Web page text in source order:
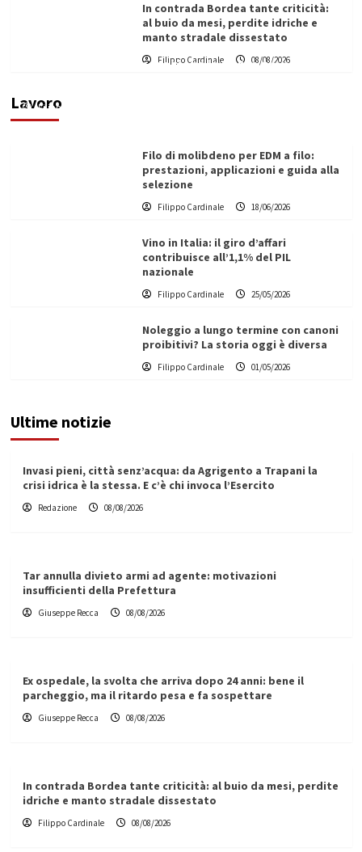
In contrada Bordea tante criticità:
al buio da mesi, perdite idriche e
manto stradale dissestato
Filippo Cardinale 08/08/2026
Lavoro
L’ingegnere saccense Buscarnera partner chiave
di un progetto transnazionale per la transizione
Filippo Cardinale
Filo di molibdeno per EDM a filo:
prestazioni, applicazioni e guida alla
selezione
Filippo Cardinale 18/06/2026
Vino in Italia: il giro d’affari
contribuisce all’1,1% del PIL
nazionale
Filippo Cardinale 25/05/2026
Noleggio a lungo termine con canoni
proibitivi? La storia oggi è diversa
Filippo Cardinale 01/05/2026
Ultime notizie
Invasi pieni, città senz’acqua: da Agrigento a Trapani la
crisi idrica è la stessa. E c’è chi invoca l’Esercito
Redazione 08/08/2026
Tar annulla divieto armi ad agente: motivazioni
insufficienti della Prefettura
Giuseppe Recca 08/08/2026
Ex ospedale, la svolta che arriva dopo 24 anni: bene il
parcheggio, ma il ritardo pesa e fa sospettare
Giuseppe Recca 08/08/2026
In contrada Bordea tante criticità: al buio da mesi, perdite
idriche e manto stradale dissestato
Filippo Cardinale 08/08/2026